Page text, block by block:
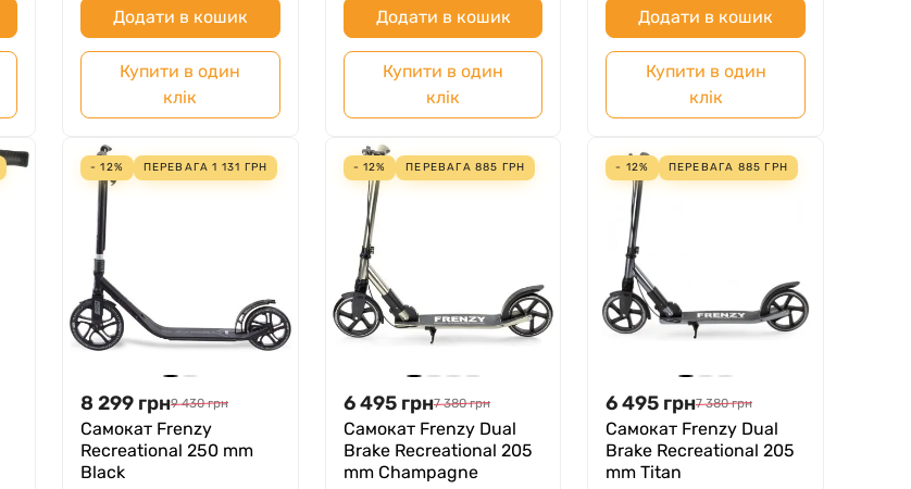
Додати в кошик
Купити в один
клік
Додати в кошик
Купити в один
клік
Додати в кошик
Купити в один
клік
- 12% ПЕРЕВАГА1 131 ГРН
8 299 грн9 430 грн
Самокат Frenzy
Recreational 250 mm
Black
- 12% ПЕРЕВАГА 885 ГРН
6 495 грн7 380 грн
Самокат Frenzy Dual
Brake Recreational 205
mm Champagne
- 12% ПЕРЕВАГА 885 ГРН
6 495 грн7 380 грн
Самокат Frenzy Dual
Brake Recreational 205
mm Titan